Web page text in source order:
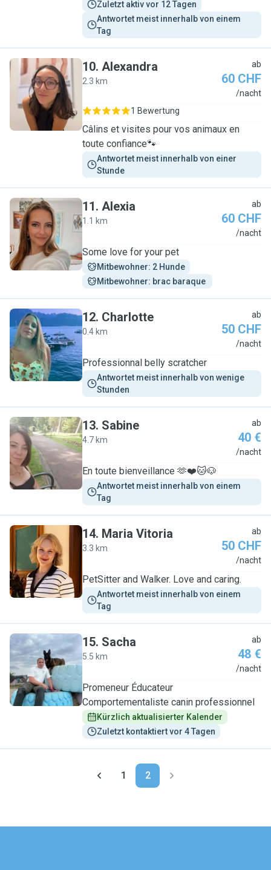
Zuletzt aktiv vor 12 Tagen
Antwortet meist innerhalb von einem
Tag
A
10. Alexandra
2.3 km
ab
60 CHF
/nacht
1 Bewertung
Câlins et visites pour vos animaux en
toute confiance🐾
Antwortet meist innerhalb von einer
Stunde
A
11. Alexia
1.1 km
ab
60 CHF
/nacht
Some love for your pet
Mitbewohner: 2 Hunde
Mitbewohner: brac baraque
C
12. Charlotte
0.4 km
ab
50 CHF
/nacht
Professionnal belly scratcher
Antwortet meist innerhalb von wenige
Stunden
S
13. Sabine
4.7 km
ab
40 €
/nacht
En toute bienveillance 🫶❤️🐱🐶
Antwortet meist innerhalb von einem
Tag
M
14. Maria Vitoria
3.3 km
ab
50 CHF
/nacht
PetSitter and Walker. Love and caring.
Antwortet meist innerhalb von einem
Tag
S
15. Sacha
5.5 km
ab
48 €
/nacht
Promeneur Éducateur
Comportementaliste canin professionnel
Kürzlich aktualisierter Kalender
Zuletzt kontaktiert vor 4 Tagen
1 2